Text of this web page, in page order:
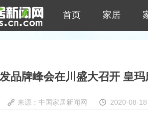
首页 家居
品牌峰会在川盛大召开 皇
来源： 中国家居新闻网 2020-08-